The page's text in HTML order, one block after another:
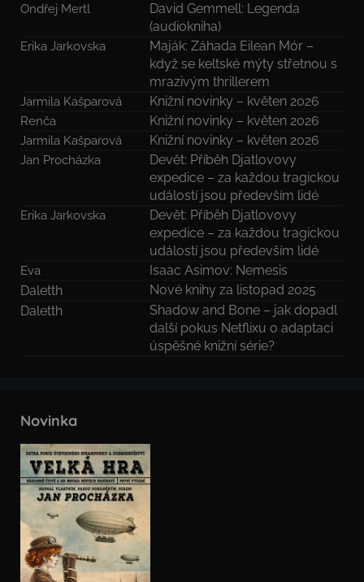
Ondřej Mertl
David Gemmell: Legenda
(audiokniha)
Erika Jarkovska
Maják: Záhada Eilean Mór –
když se keltské mýty střetnou s
mrazivým thrillerem
Jarmila Kašparová Knižní novinky – květen 2026
Renča Knižní novinky – květen 2026
Jarmila Kašparová Knižní novinky – květen 2026
Jan Procházka
Devět: Příběh Djatlovovy
expedice – za každou tragickou
událostí jsou především lidé
Erika Jarkovska
Devět: Příběh Djatlovovy
expedice – za každou tragickou
událostí jsou především lidé
Eva
Isaac Asimov: Nemesis
Daletth
Nové knihy za listopad 2025
Daletth
Shadow and Bone – jak dopadl
další pokus Netflixu o adaptaci
úspěšné knižní série?
Novinka